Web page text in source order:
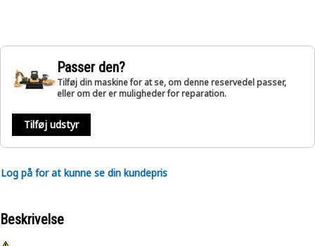
Passer den?
Tilføj din maskine for at se, om denne reservedel passer,
eller om der er muligheder for reparation.
Tilføj udstyr
Log på for at kunne se din kundepris
Beskrivelse